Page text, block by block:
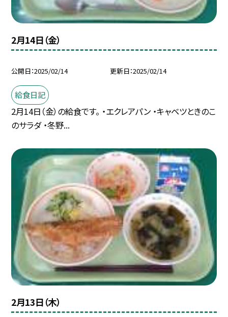
2月14日（金）
公開日 2025/02/14 更新日 2025/02/14
給食日記
2月14日（金）の給食です。 ・エクレアパン ・キャベツときのこ
のサラダ ・冬野...
2月13日（木）